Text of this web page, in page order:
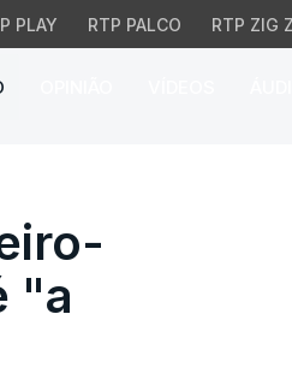
PLAY RTP PALCO RTP ZIG
ministro
"a